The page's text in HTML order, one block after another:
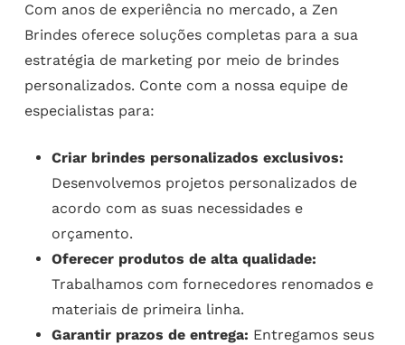
Com anos de experiência no mercado, a Zen
Brindes oferece soluções completas para a sua
estratégia de marketing por meio de brindes
personalizados. Conte com a nossa equipe de
especialistas para:
Criar brindes personalizados exclusivos:
Desenvolvemos projetos personalizados de
acordo com as suas necessidades e
orçamento.
Oferecer produtos de alta qualidade:
Trabalhamos com fornecedores renomados e
materiais de primeira linha.
Garantir prazos de entrega: Entregamos seus